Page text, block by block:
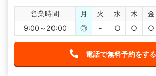
営業時間 月 火 水 木 金
9:00～20:00
◎ - ○ ○ ○
電話で無料予約をする